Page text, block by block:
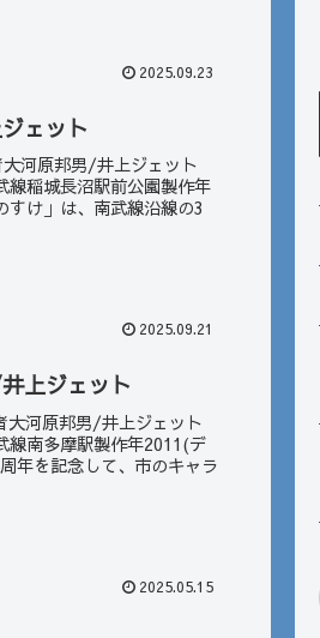
2025.09.23
ェット
河原邦男/井上ジェット
稲城長沼駅前公園製作年
け」は、南武線沿線の3
2025.09.21
上ジェット
大河原邦男/井上ジェット
南多摩駅製作年2011(デ
年を記念して、市のキャラ
2025.05.15